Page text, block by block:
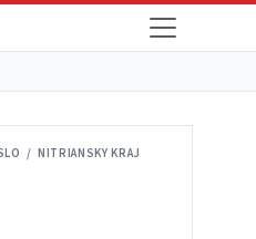
/ NITRIANSKY KRAJ